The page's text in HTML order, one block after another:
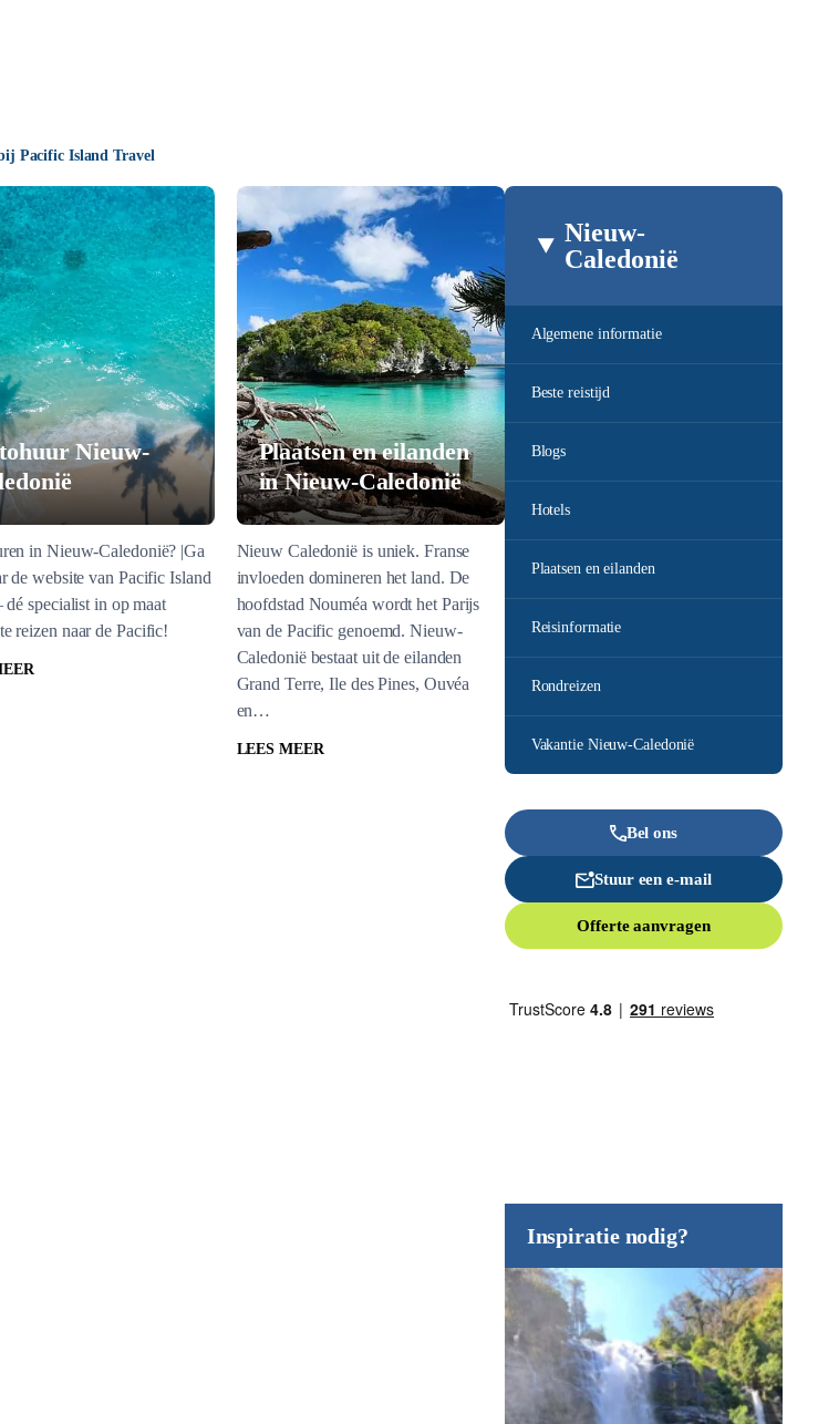
Pacific Island Travel
Nieuw-
Caledonië
Algemene informatie
Beste reistijd
Blogs
Hotels
Plaatsen en eilanden
Reisinformatie
Rondreizen
Vakantie Nieuw-Caledonië
Bel ons
Stuur een e-mail
Offerte aanvragen
Inspiratie nodig?
Nieuw-
in Nieuw-Caledonië? |Ga
de website van Pacific Island
dé specialist in op maat
reizen naar de Pacific!
Plaatsen en eilanden
in Nieuw-Caledonië
Nieuw Caledonië is uniek. Franse
invloeden domineren het land. De
hoofdstad Nouméa wordt het Parijs
van de Pacific genoemd. Nieuw-
Caledonië bestaat uit de eilanden
Grand Terre, Ile des Pines, Ouvéa
en…
LEES MEER